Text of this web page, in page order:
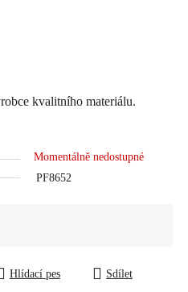
kvalitního materiálu.
Momentálně nedostupné
PF8652
Hlídací pes Sdílet